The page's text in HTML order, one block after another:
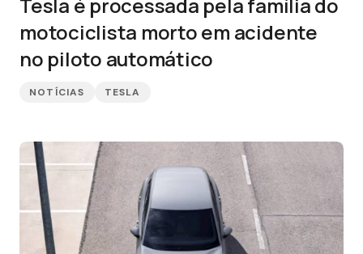
motociclista morto em acidente
no piloto automático
NOTÍCIAS TESLA